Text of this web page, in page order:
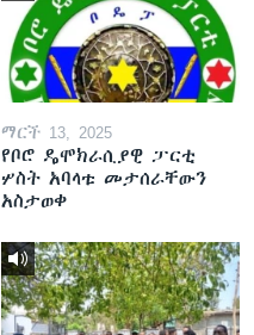
ማርች 13, 2025
የቦሮ ዴሞክራሲያዊ ፓርቲ
ሦስት አባላቱ መታሰራቸውን
አስታወቀ